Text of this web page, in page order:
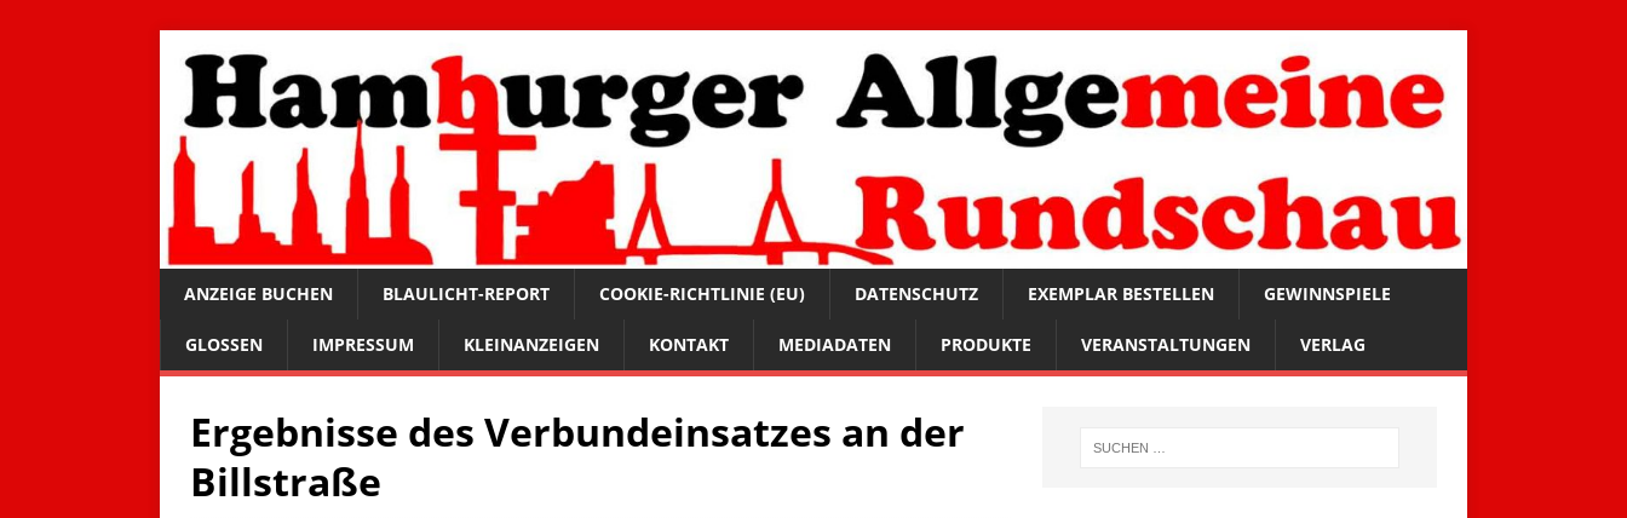
ANZEIGE BUCHEN BLAULICHT-REPORT COOKIE-RICHTLINIE (EU) DATENSCHUTZ EXEMPLAR BESTELLEN GEWINNSPIELE
GLOSSEN IMPRESSUM KLEINANZEIGEN KONTAKT MEDIADATEN PRODUKTE VERANSTALTUNGEN VERLAG
Ergebnisse des Verbundeinsatzes an der
Billstraße